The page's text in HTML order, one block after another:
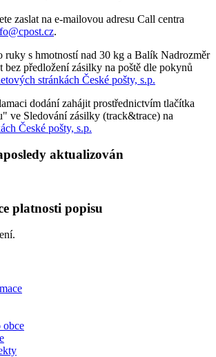
zaslat na e-mailovou adresu Call centra
.
ruky s hmotností nad 30 kg a Balík Nadrozměr
bez předložení zásilky na poště dle pokynů
stránkách České pošty, s.p.
dodání zahájit prostřednictvím tlačítka
ve Sledování zásilky (track&trace) na
České pošty, s.p.
aktualizován
platnosti popisu
obce